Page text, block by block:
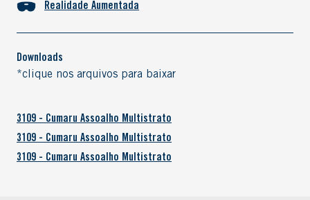
Realidade Aumentada
Downloads
*clique nos arquivos para baixar
3109 - Cumaru Assoalho Multistrato
3109 - Cumaru Assoalho Multistrato
3109 - Cumaru Assoalho Multistrato